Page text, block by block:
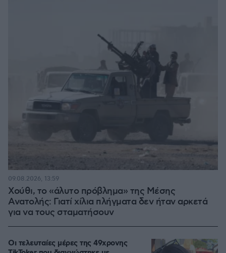
Χούθι, το «άλυτο πρόβλημα» της Μέσης
Ανατολής: Γιατί χίλια πλήγματα δεν ήταν αρκετά
για να τους σταματήσουν
09.08.2026, 13:59
Οι τελευταίες μέρες της 49χρονης